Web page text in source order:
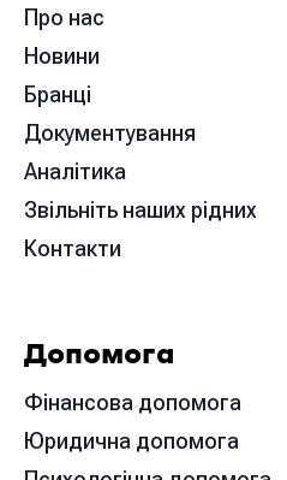
Про нас
Новини
Бранці
Документування
Аналітика
Звільніть наших рідних
Контакти
Допомога
Фінансова допомога
Юридична допомога